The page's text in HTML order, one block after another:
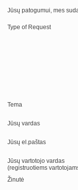
Jūsų patogumui, mes
Type of Request
Tema
Jūsų vardas
Jūsų el.paštas
Jūsų vartotojo vardas
(registruotiems
Žinutė